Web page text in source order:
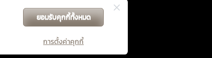
ยอมรับคุกกี้ทั้งหมด
การตั้งค่าคุกกี้
GET DIRECTIONS
นโยบายความเป็นส่วนตัว|